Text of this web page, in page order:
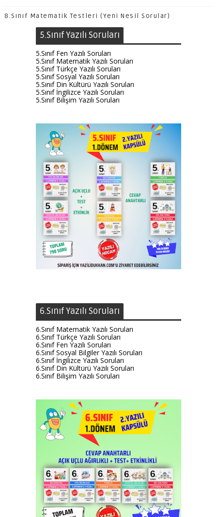
8.Sınıf Matematik Testleri (Yeni Nesil Sorular)
5.Sınıf Yazılı Soruları
5.Sınıf Fen Yazılı Soruları
5.Sınıf Matematik Yazılı Soruları
5.Sınıf Türkçe Yazılı Soruları
5.Sınıf Sosyal Yazılı Soruları
5.Sınıf Din Kültürü Yazılı Soruları
5.Sınıf İngilizce Yazılı Soruları
5.Sınıf Bilişim Yazılı Soruları
6.Sınıf Yazılı Soruları
6.Sınıf Matematik Yazılı Soruları
6.Sınıf Türkçe Yazılı Soruları
6.Sınıf Fen Yazılı Soruları
6.Sınıf Sosyal Bilgiler Yazılı Soruları
6.Sınıf İngilizce Yazılı Soruları
6.Sınıf Din Kültürü Yazılı Soruları
6.Sınıf Bilişim Yazılı Soruları